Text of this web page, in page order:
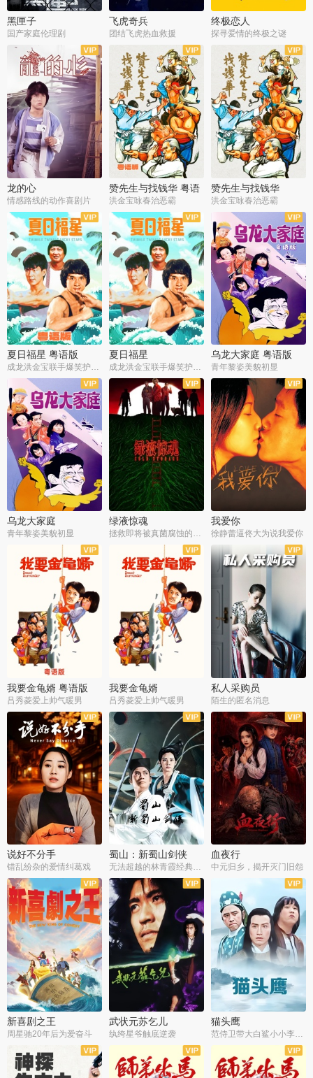
黑匣子
国产家庭伦理剧
飞虎奇兵
团结飞虎热血救援
终极恋人
探寻爱情的终极之谜
龙的心
情感路线的动作喜剧片
赞先生与找钱华 粤语
版
洪金宝咏春治恶霸
赞先生与找钱华
洪金宝咏春治恶霸
夏日福星 粤语版
成龙洪金宝联手爆笑护美女
夏日福星
成龙洪金宝联手爆笑护美女
乌龙大家庭 粤语版
青年黎姿美貌初显
乌龙大家庭
青年黎姿美貌初显
绿液惊魂
拯救即将被真菌腐蚀的世界
我爱你
徐静蕾逼佟大为说我爱你
我要金龟婿 粤语版
吕秀菱爱上帅气暖男
我要金龟婿
吕秀菱爱上帅气暖男
私人采购员
陌生的匿名消息
说好不分手
错乱纷杂的爱情纠葛戏
蜀山：新蜀山剑侠
无法超越的林青霞经典角色
血夜行
中元归乡，揭开灭门旧怨
新喜剧之王
周星驰20年后为爱奋斗
武状元苏乞儿
纨绔星爷触底逆袭
猫头鹰